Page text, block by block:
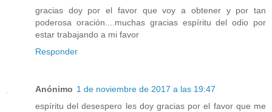
gracias doy por el favor que voy a obtener y por tan
poderosa oración....muchas gracias espíritu del odio por
estar trabajando a mi favor
Responder
Anónimo 1 de noviembre de 2017 a las 19:47
espíritu del desespero les doy gracias por el favor que me